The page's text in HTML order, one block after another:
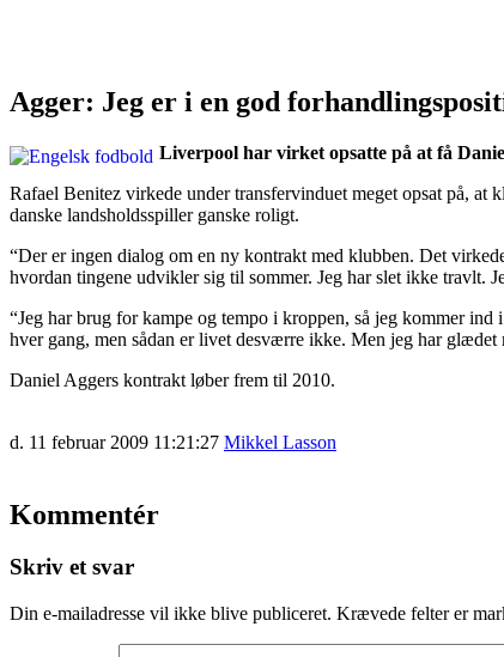
Agger: Jeg er i en god
Liverpool har virket opsatte på at få
Rafael Benitez virkede under transfervinduet meget opsat på,
danske landsholdsspiller ganske roligt.
“Der er ingen dialog om en ny kontrakt med klubben. Det
hvordan tingene udvikler sig til sommer. Jeg har slet ikke travlt.
“Jeg har brug for kampe og tempo i kroppen, så jeg kommer
hver gang, men sådan er livet desværre ikke. Men jeg har
Daniel Aggers kontrakt løber frem til 2010.
d. 11 februar 2009 11:21:27 Mikkel Lasson
Kommentér
Skriv et svar
Din e-mailadresse vil ikke blive publiceret. Krævede felter er